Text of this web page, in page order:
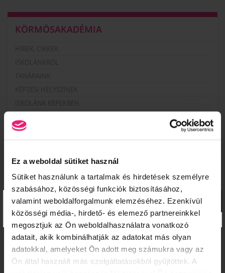
Ez a weboldal sütiket használ
Sütiket használunk a tartalmak és hirdetések személyre
szabásához, közösségi funkciók biztosításához,
valamint weboldalforgalmunk elemzéséhez. Ezenkívül
közösségi média-, hirdető- és elemező partnereinkkel
megosztjuk az Ön weboldalhasználatra vonatkozó
adatait, akik kombinálhatják az adatokat más olyan
adatokkal, amelyeket Ön adott meg számukra vagy az
Ön által használt más szolgáltatásokból gyűjtöttek. A
KÖRMÖSAKADÉMIA
KÉPZÉSEINK
NAIL START PROGRAM – ALAPOZÓ MŰKÖRMÖS
KÉPZÉSSOROZAT
MANIKŰRÖS ÉS KÖRÖMDIZÁJNER (PK 10124005)
PEDIKŰRÖS KÉPZÉSEK KEZDŐKNEK
TECHNIKAI TOVÁBBKÉPZÉSEK SZAKMABELIEKNEK
DÍSZÍTŐ TOVÁBBKÉPZÉSEK SZAKMABELIEKNEK
PEDIKŰR TOVÁBBKÉPZÉSEK SZAKMABELIEKNEK
SZAKOKTATÓ KÉPZÉS